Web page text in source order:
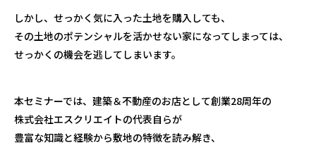
しかし、せっかく気に入った土地を購入しても、
その土地のポテンシャルを活かせない家になってしまっては、
せっかくの機会を逃してしまいます。
本セミナーでは、建築＆不動産のお店として創業28周年の
株式会社エスクリエイトの代表自らが
豊富な知識と経験から敷地の特徴を読み解き、